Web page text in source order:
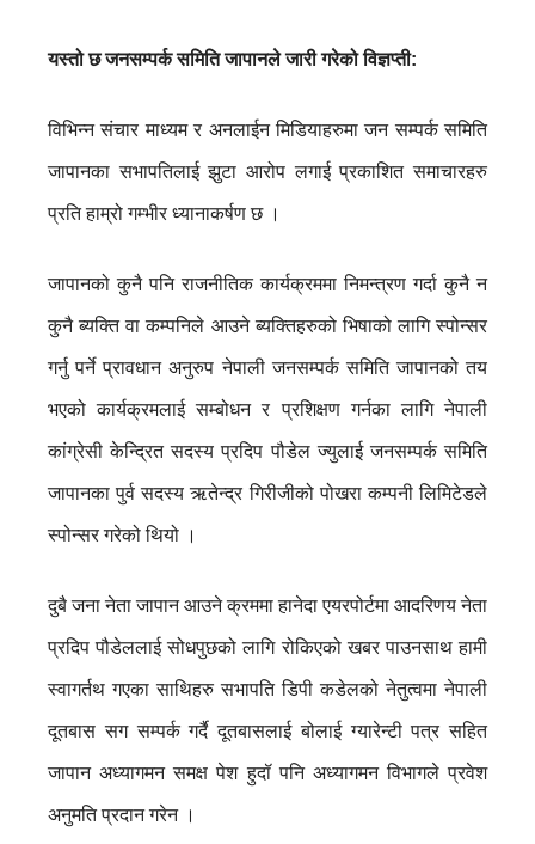
यस्तो छ जनसम्पर्क समिति जापानले जारी गरेको विज्ञप्ती:
विभिन्न संचार माध्यम र अनलाईन मिडियाहरुमा जन सम्पर्क समिति
जापानका सभापतिलाई झुटा आरोप लगाई प्रकाशित समाचारहरु
प्रति हाम्रो गम्भीर ध्यानाकर्षण छ ।
जापानको कुनै पनि राजनीतिक कार्यक्रममा निमन्त्रण गर्दा कुनै न
कुनै ब्यक्ति वा कम्पनिले आउने ब्यक्तिहरुको भिषाको लागि स्पोन्सर
गर्नु पर्ने प्रावधान अनुरुप नेपाली जनसम्पर्क समिति जापानको तय
भएको कार्यक्रमलाई सम्बोधन र प्रशिक्षण गर्नका लागि नेपाली
कांग्रेसी केन्द्रित सदस्य प्रदिप पौडेल ज्युलाई जनसम्पर्क समिति
जापानका पुर्व सदस्य ऋतेन्द्र गिरीजीको पोखरा कम्पनी लिमिटेडले
स्पोन्सर गरेको थियो ।
दुबै जना नेता जापान आउने क्रममा हानेदा एयरपोर्टमा आदरिणय नेता
प्रदिप पौडेललाई सोधपुछको लागि रोकिएको खबर पाउनसाथ हामी
स्वागर्तथ गएका साथिहरु सभापति डिपी कडेलको नेतुत्वमा नेपाली
दूतबास सग सम्पर्क गर्दै दूतबासलाई बोलाई ग्यारेन्टी पत्र सहित
जापान अध्यागमन समक्ष पेश हुदॉ पनि अध्यागमन विभागले प्रवेश
अनुमति प्रदान गरेन ।